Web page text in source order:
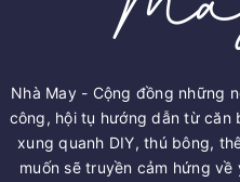
Nhà May - Cộng đồng những
công, hội tụ hướng dẫn từ căn
xung quanh DIY, thú bông,
muốn sẽ truyền cảm hứng